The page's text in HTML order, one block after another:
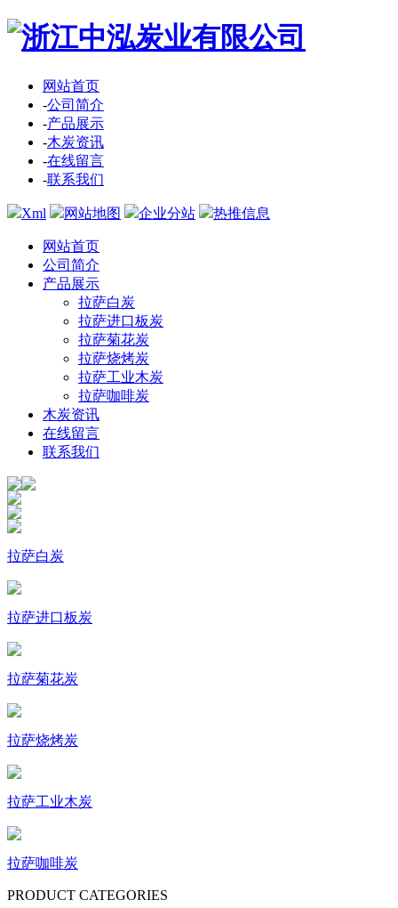
网站首页
-公司简介
-产品展示
-木炭资讯
-在线留言
-联系我们
Xml 网站地图 企业分站 热推信息
网站首页
公司简介
产品展示
拉萨白炭
拉萨进口板炭
拉萨菊花炭
拉萨烧烤炭
拉萨工业木炭
拉萨咖啡炭
木炭资讯
在线留言
联系我们
拉萨白炭
拉萨进口板炭
拉萨菊花炭
拉萨烧烤炭
拉萨工业木炭
拉萨咖啡炭
PRODUCT CATEGORIES